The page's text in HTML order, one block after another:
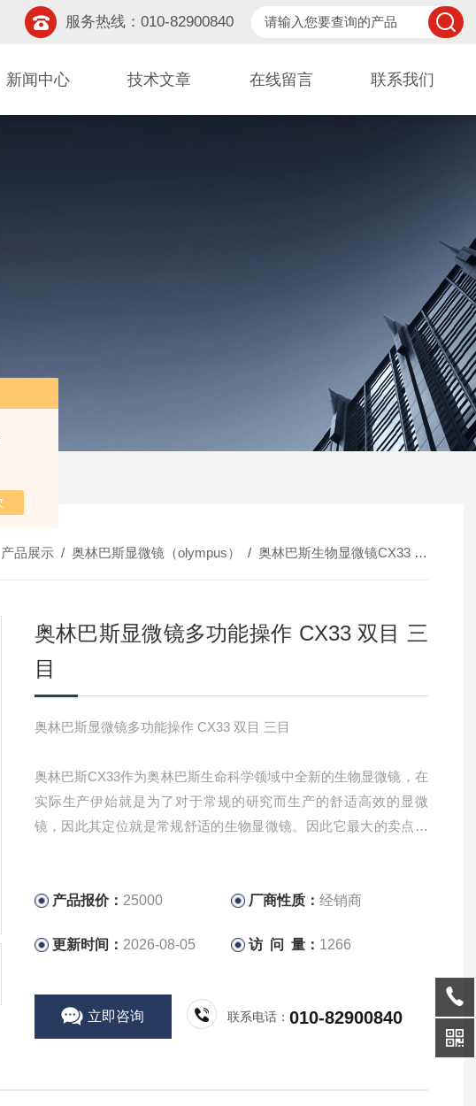
服务热线：010-82900840
新闻中心 技术文章 在线留言 联系我们
产品展示/ 奥林巴斯显微镜（olympus） / 奥林巴斯生物显微镜CX33/
奥林巴斯显微镜多功能操作 CX33 双目 三
目
奥林巴斯显微镜多功能操作 CX33 双目 三目
奥林巴斯CX33作为奥林巴斯生命科学领域中全新的生物显微镜，在
实际生产伊始就是为了对于常规的研究而生产的舒适高效的显微
镜，因此其定位就是常规舒适的生物显微镜。因此它最大的卖点其
产品报价： 25000 厂商性质：经销商
更新时间： 2026-08-05 访 问 量： 1266
立即咨询 联系电话：010-82900840